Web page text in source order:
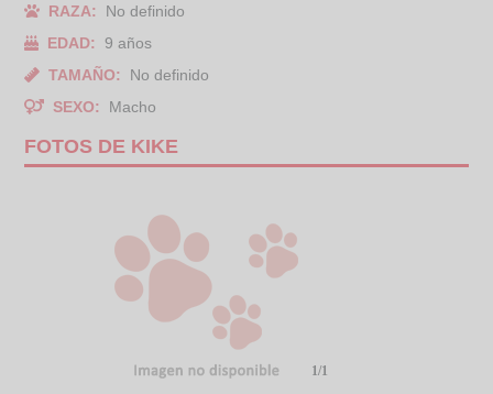
RAZA:
No definido
EDAD:
9 años
TAMAÑO:
No definido
SEXO:
Macho
FOTOS DE KIKE
1/1